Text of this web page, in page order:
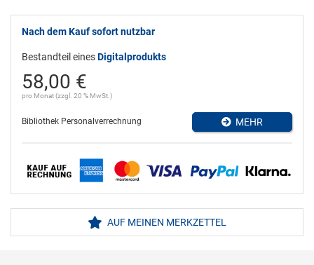
Nach dem Kauf sofort nutzbar
Bestandteil einesDigitalprodukts
58,00 €
pro Monat (zzgl. 20 % MwSt.)
Bibliothek Personalverrechnung MEHR
AUF MEINEN MERKZETTEL